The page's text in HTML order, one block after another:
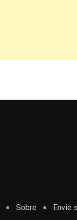
Sobre Envie